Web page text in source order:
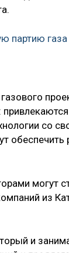
партию
со
могут
из
и